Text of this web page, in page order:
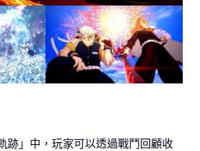
跡」中，玩家可以透過戰鬥回顧收